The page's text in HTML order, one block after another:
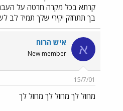
קרתא בכל מקרה חרטה על העבר
בך תתחזק יקירי שלך תמיד לב
א איש הרוח
New member
15/7/01
מחול לך מחול לך מחול לך